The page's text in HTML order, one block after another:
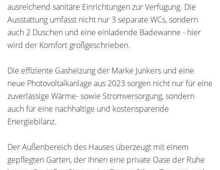
ausreichend sanitäre Einrichtungen zur Verfügung. Die
Ausstattung umfasst nicht nur 3 separate WCs, sondern
auch 2 Duschen und eine einladende Badewanne - hier
wird der Komfort großgeschrieben.
Die effiziente Gasheizung der Marke Junkers und eine
neue Photovoltaikanlage aus 2023 sorgen nicht nur für eine
zuverlässige Wärme- sowie Stromversorgung, sondern
auch für eine nachhaltige und kostensparende
Energiebilanz.
Der Außenbereich des Hauses überzeugt mit einem
gepflegten Garten, der Ihnen eine private Oase der Ruhe